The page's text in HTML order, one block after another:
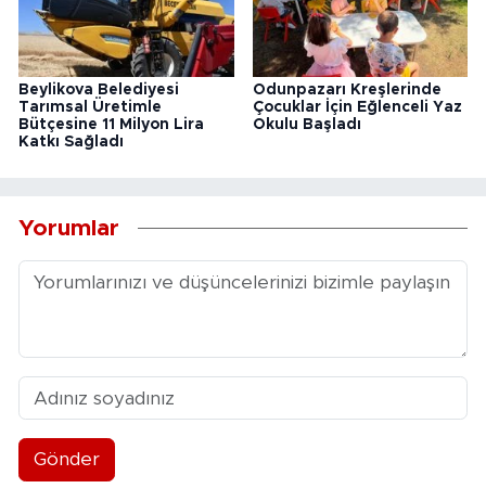
Beylikova Belediyesi
Tarımsal Üretimle
Bütçesine 11 Milyon Lira
Katkı Sağladı
Odunpazarı Kreşlerinde
Çocuklar İçin Eğlenceli Yaz
Okulu Başladı
Yorumlar
Gönder